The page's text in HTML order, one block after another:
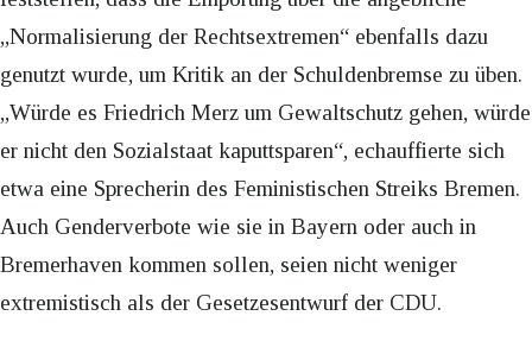
„Normalisierung der Rechtsextremen“ ebenfalls dazu
genutzt wurde, um Kritik an der Schuldenbremse zu üben.
„Würde es Friedrich Merz um Gewaltschutz gehen, würde
er nicht den Sozialstaat kaputtsparen“, echauffierte sich
etwa eine Sprecherin des Feministischen Streiks Bremen.
Auch Genderverbote wie sie in Bayern oder auch in
Bremerhaven kommen sollen, seien nicht weniger
extremistisch als der Gesetzesentwurf der CDU.